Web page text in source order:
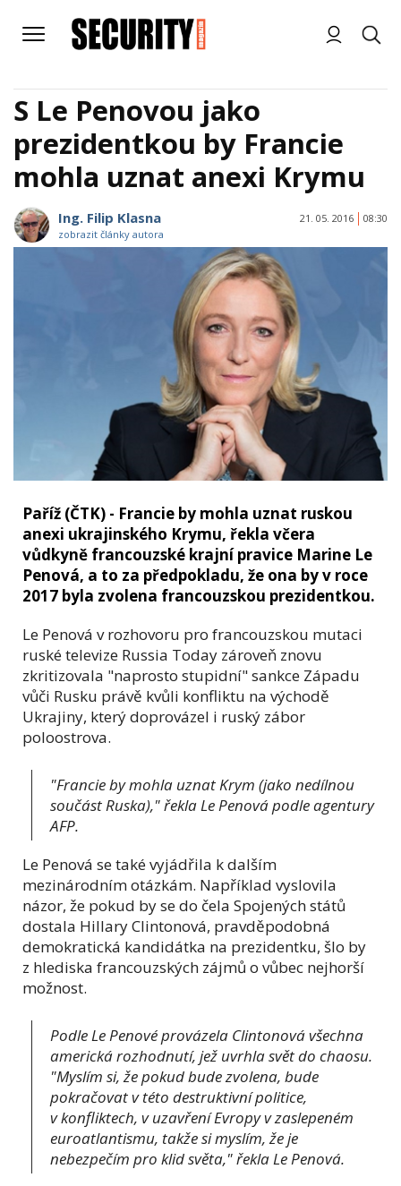
S Le Penovou jako
prezidentkou by Francie
mohla uznat anexi Krymu
Ing. Filip Klasna
zobrazit články autora
21. 05. 2016 08:30
Paříž (ČTK) - Francie by mohla uznat ruskou
anexi ukrajinského Krymu, řekla včera
vůdkyně francouzské krajní pravice Marine Le
Penová, a to za předpokladu, že ona by v roce
2017 byla zvolena francouzskou prezidentkou.
Le Penová v rozhovoru pro francouzskou mutaci
ruské televize Russia Today zároveň znovu
zkritizovala "naprosto stupidní" sankce Západu
vůči Rusku právě kvůli konfliktu na východě
Ukrajiny, který doprovázel i ruský zábor
poloostrova.
"Francie by mohla uznat Krym (jako nedílnou
součást Ruska)," řekla Le Penová podle agentury
AFP.
Le Penová se také vyjádřila k dalším
mezinárodním otázkám. Například vyslovila
názor, že pokud by se do čela Spojených států
dostala Hillary Clintonová, pravděpodobná
demokratická kandidátka na prezidentku, šlo by
z hlediska francouzských zájmů o vůbec nejhorší
možnost.
Podle Le Penové provázela Clintonová všechna
americká rozhodnutí, jež uvrhla svět do chaosu.
"Myslím si, že pokud bude zvolena, bude
pokračovat v této destruktivní politice,
v konfliktech, v uzavření Evropy v zaslepeném
euroatlantismu, takže si myslím, že je
nebezpečím pro klid světa," řekla Le Penová.